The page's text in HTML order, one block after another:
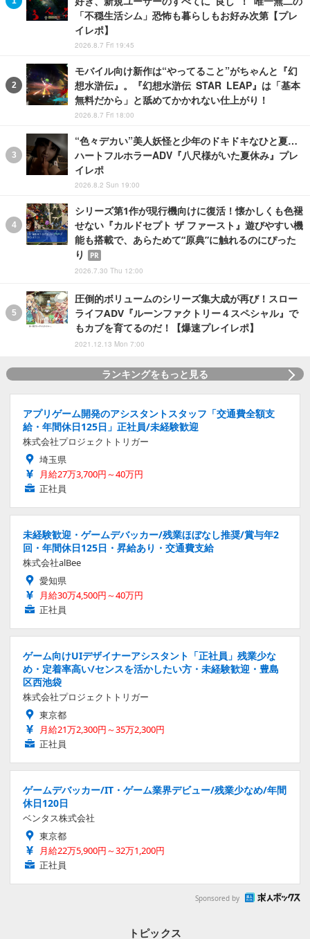
「不穏生活シム」恐怖も暮らしもお好み次第【プレ
イレポ】
2026.8.7 Fri 19:45
モバイル向け新作は“やってること”がちゃんと『幻
想水滸伝』。『幻想水滸伝 STAR LEAP』は「基本
無料だから」と舐めてかかれない仕上がり！
2026.8.7 Fri 18:00
“色々デカい”美人妖怪と少年のドキドキなひと夏…
ハートフルホラーADV『八尺様がいた夏休み』プレ
イレポ
2026.8.2 Sun 19:00
シリーズ第1作が現行機向けに復活！懐かしくも色褪
せない『カルドセプト ザ ファースト』遊びやすい機
能も搭載で、あらためて“原典”に触れるのにぴった
り
PR
2026.7.30 Thu 12:00
圧倒的ボリュームのシリーズ集大成が再び！スロー
ライフADV『ルーンファクトリー４スペシャル』で
もカブを育てるのだ！【爆速プレイレポ】
2021.12.13 Mon 7:00
ランキングをもっと見る
アプリゲーム開発のアシスタントスタッフ「交通費全額支
給・年間休日125日」正社員/未経験歓迎
株式会社プロジェクトトリガー
埼玉県
月給27万3,700円～40万円
正社員
未経験歓迎・ゲームデバッカー/残業ほぼなし推奨/賞与年2
回・年間休日125日・昇給あり・交通費支給
株式会社alBee
愛知県
月給30万4,500円～40万円
正社員
ゲーム向けUIデザイナーアシスタント「正社員」残業少な
め・定着率高い/センスを活かしたい方・未経験歓迎・豊島
区西池袋
株式会社プロジェクトトリガー
東京都
月給21万2,300円～35万2,300円
正社員
ゲームデバッカー/IT・ゲーム業界デビュー/残業少なめ/年間
休日120日
ベンタス株式会社
東京都
月給22万5,900円～32万1,200円
正社員
Sponsored by
トピックス